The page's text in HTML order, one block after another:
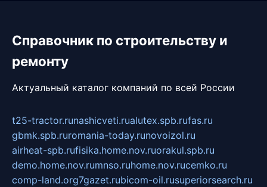
Справочник по строительству и
ремонту
Актуальный каталог компаний по всей России
t25-tractor.runashicveti.rualutex.spb.rufas.ru
gbmk.spb.ruromania-today.runovoizol.ru
airheat-spb.rufisika.home.nov.ruorakul.spb.ru
demo.home.nov.rumnso.ruhome.nov.rucemko.ru
comp-land.org7gazet.rubicom-oil.rusuperiorsearch.ru